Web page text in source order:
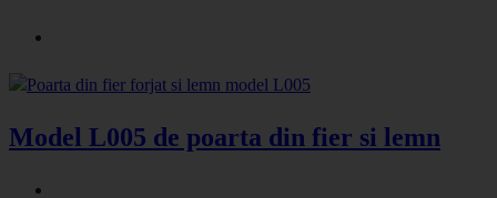
Model L005 de poarta din fier si lemn